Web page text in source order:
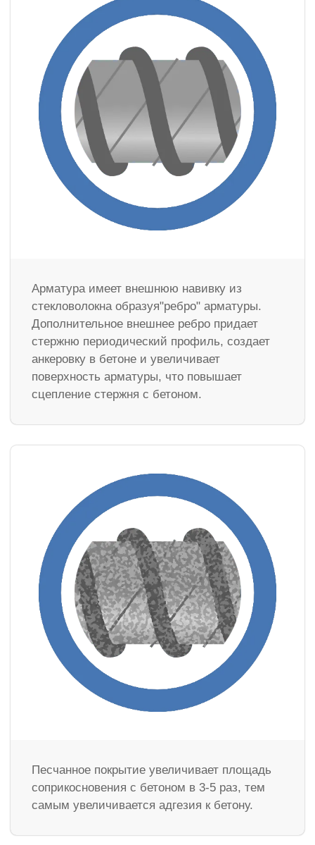
Арматура имеет внешнюю навивку из
стекловолокна образуя"ребро" арматуры.
Дополнительное внешнее ребро придает
стержню периодический профиль, создает
анкеровку в бетоне и увеличивает
поверхность арматуры, что повышает
сцепление стержня с бетоном.
Песчанное покрытие увеличивает площадь
соприкосновения с бетоном в 3-5 раз, тем
самым увеличивается адгезия к бетону.